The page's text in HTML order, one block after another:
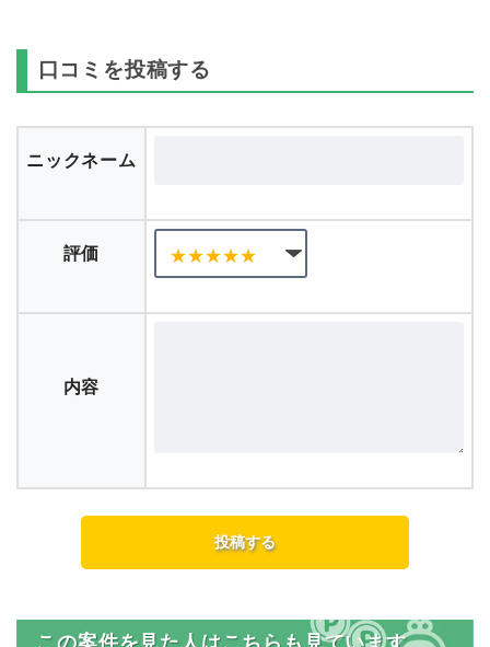
口コミを投稿する
ニックネーム
評価
内容
この案件を見た人はこちらも見ています